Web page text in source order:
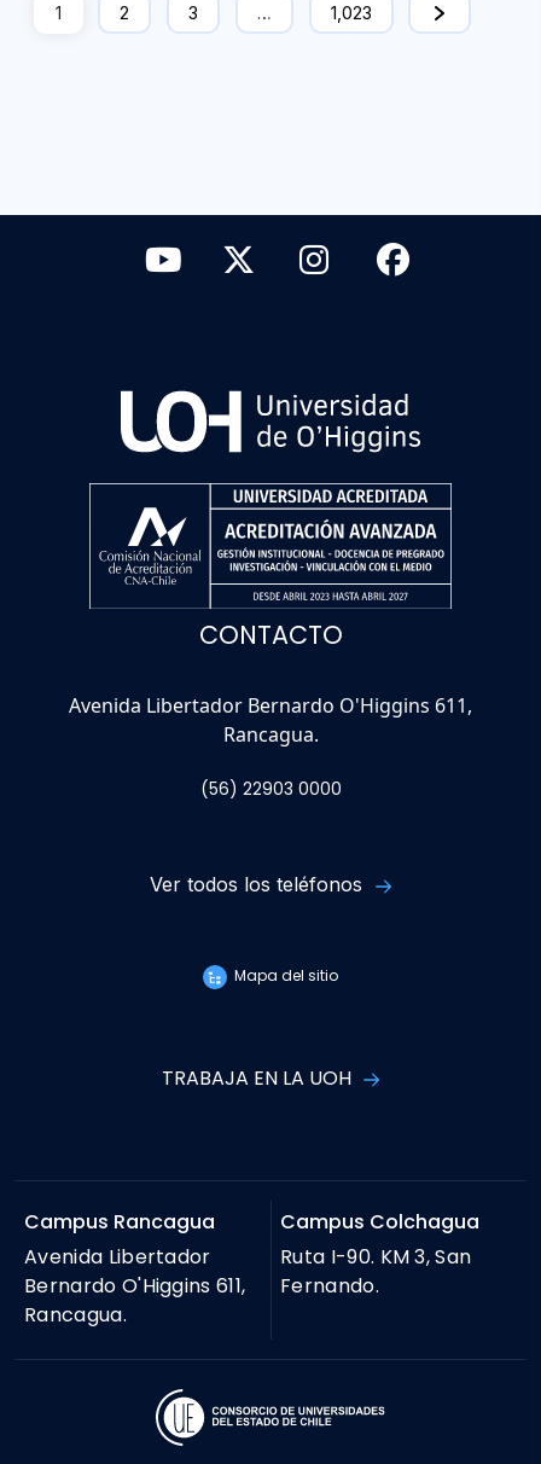
1 2 3 … 1,023
CONTACTO
Avenida Libertador Bernardo O'Higgins 611,
Rancagua.
(56) 22903 0000
Ver todos los teléfonos
Mapa del sitio
TRABAJA EN LA UOH
Campus Rancagua
Avenida Libertador
Bernardo O'Higgins 611,
Rancagua.
Campus Colchagua
Ruta I-90. KM 3, San
Fernando.